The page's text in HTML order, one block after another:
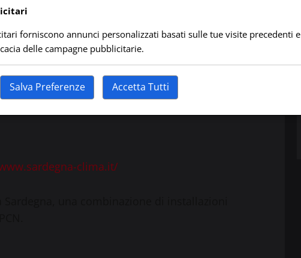
clima.it/
forniscono annunci personalizzati basati sulle tue visite precedenti e
delle campagne pubblicitarie.
Salva Preferenze Accetta Tutti